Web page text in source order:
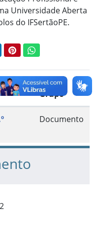
Universidade Aberta
do IFSertãoPE.
PinterestWhatsApp
Grupo
Documento